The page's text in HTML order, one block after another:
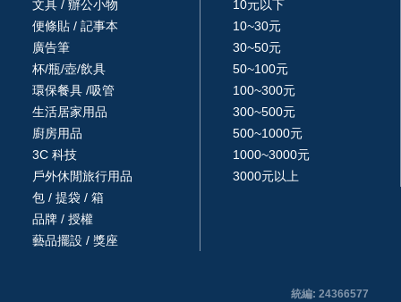
文具 / 辦公小物
便條貼 / 記事本
廣告筆
杯/瓶/壺/飲具
環保餐具 /吸管
生活居家用品
廚房用品
3C 科技
戶外休閒旅行用品
包 / 提袋 / 箱
品牌 / 授權
藝品擺設 / 獎座
10元以下
10~30元
30~50元
50~100元
100~300元
300~500元
500~1000元
1000~3000元
3000元以上
統編: 24366577